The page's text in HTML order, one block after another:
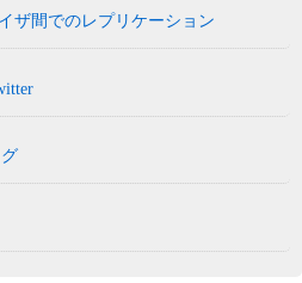
ザ間でのレプリケーション